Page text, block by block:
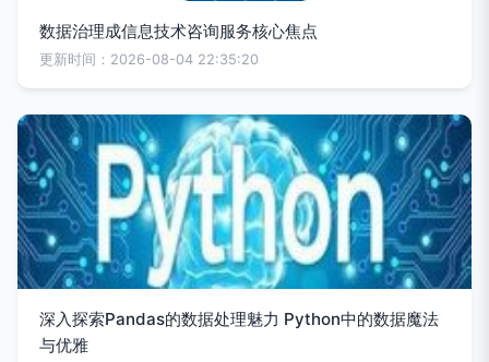
数据治理成信息技术咨询服务核心焦点
更新时间：2026-08-04 22:35:20
深入探索Pandas的数据处理魅力 Python中的数据魔法
与优雅